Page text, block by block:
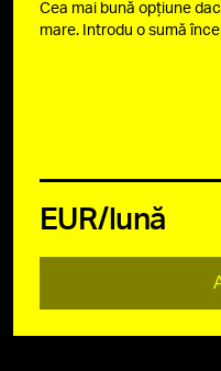
Cea mai bună opțiune
mare. Introdu o sumă
EUR/lună